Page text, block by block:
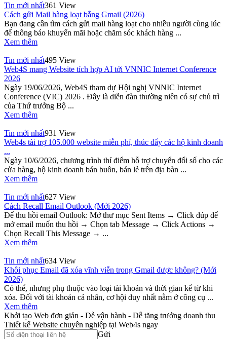
Tin mới nhất361 View
Cách gửi Mail hàng loạt bằng Gmail (2026)
Bạn đang cần tìm cách gửi mail hàng loạt cho nhiều người cùng lúc
để thông báo khuyến mãi hoặc chăm sóc khách hàng ...
Xem thêm
Tin mới nhất495 View
Web4S mang Website tích hợp AI tới VNNIC Internet Conference
2026
Ngày 19/06/2026, Web4S tham dự Hội nghị VNNIC Internet
Conference (VIC) 2026 . Đây là diễn đàn thường niên có sự chủ trì
của Thứ trưởng Bộ ...
Xem thêm
Tin mới nhất931 View
Web4s tài trợ 105.000 website miễn phí, thúc đẩy các hộ kinh doanh
...
Ngày 10/6/2026, chương trình thí điểm hỗ trợ chuyển đổi số cho các
cửa hàng, hộ kinh doanh bán buôn, bán lẻ trên địa bàn ...
Xem thêm
Tin mới nhất627 View
Cách Recall Email Outlook (Mới 2026)
Để thu hồi email Outlook: Mở thư mục Sent Items → Click đúp để
mở email muốn thu hồi → Chọn tab Message → Click Actions →
Chọn Recall This Message → ...
Xem thêm
Tin mới nhất634 View
Khôi phục Email đã xóa vĩnh viễn trong Gmail được không? (Mới
2026)
Có thể, nhưng phụ thuộc vào loại tài khoản và thời gian kể từ khi
xóa. Đối với tài khoản cá nhân, cơ hội duy nhất nằm ở công cụ ...
Xem thêm
Khởi tạo Web đơn giản - Dễ vận hành - Dễ tăng trưởng doanh thu
Thiết kế Website chuyên nghiệp tại Web4s ngay
Gửi